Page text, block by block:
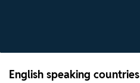
English speaking countries